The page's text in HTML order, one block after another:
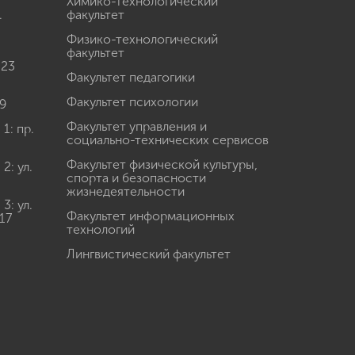
пр.
ул.
ул.
факультет
Физико-технологический
факультет
Факультет педагогики
Факультет психологии
Факультет управления и
социально-технических сервисов
Факультет физической культуры,
спорта и безопасности
жизнедеятельности
Факультет информационных
технологий
Лингвистический факультет